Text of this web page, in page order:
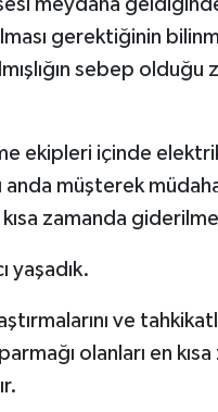
gerektiğinin
sebep olduğu
ekipleri içinde
anda müşterek
zamanda
yaşadık.
ve
olanları en